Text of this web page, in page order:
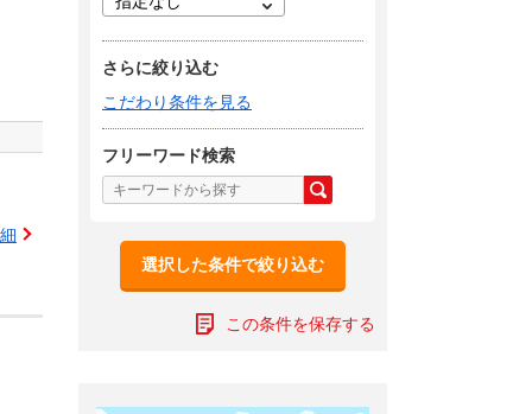
さらに絞り込む
こだわり条件を見る
フリーワード検索
選択した条件で絞り込む
この条件を保存する